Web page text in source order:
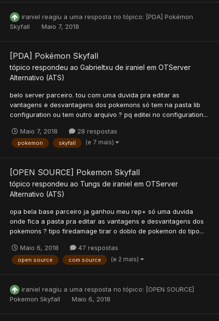
iraniel reagiu a uma resposta no tópico: [PDA] Pokémon
Skyfall
Maio 7, 2018
[PDA] Pokémon Skyfall
tópico respondeu ao Gabrieltxu de iraniel em OTServer
Alternativo (ATS)
belo server parceiro. tou com uma duvida pra editar as
vantagens e desvantagens dos pokemons só tem na pasta lib
configuration ou tem outro arquivo ? pq editei no configuration...
Maio 7, 2018 28 respostas
pokemon skyfall (e 7 mais)
[OPEN SOURCE] Pokemon Skyfall
tópico respondeu ao Tungs de iraniel em OTServer
Alternativo (ATS)
opa bela base parceiro ja ganhou meu rep+ só uma duvida
onde fica a pasta pra editar as vantagens e desvantagens dos
pokemons ? tipo firedamage tirar o doblo de pokemon do tipo...
Maio 6, 2018 47 respostas
open source com source (e 2 mais)
iraniel reagiu a uma resposta no tópico: [OPEN SOURCE]
Pokemon Skyfall
Maio 6, 2018